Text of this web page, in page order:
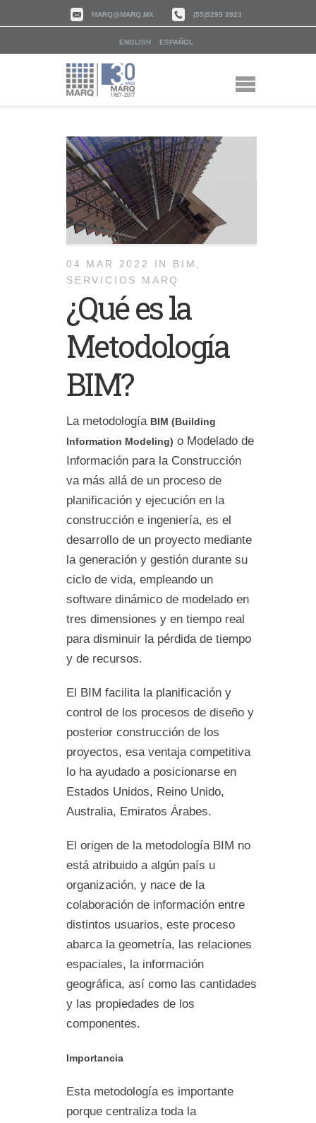
MARQ@MARQ.MX (55)5295 3923
ENGLISH ESPAÑOL
04 MAR 2022 IN BIM
SERVICIOS MARQ
¿Qué es la
Metodología
BIM?
La metodología BIM (Building
Information Modeling) o Modelado de
Información para la Construcción
va más allá de un proceso de
planificación y ejecución en la
construcción e ingeniería, es el
desarrollo de un proyecto mediante
la generación y gestión durante su
ciclo de vida, empleando un
software dinámico de modelado en
tres dimensiones y en tiempo real
para disminuir la pérdida de tiempo
y de recursos.
El BIM facilita la planificación y
control de los procesos de diseño y
posterior construcción de los
proyectos, esa ventaja competitiva
lo ha ayudado a posicionarse en
Estados Unidos, Reino Unido,
Australia, Emiratos Árabes.
El origen de la metodología BIM no
está atribuido a algún país u
organización, y nace de la
colaboración de información entre
distintos usuarios, este proceso
abarca la geometría, las relaciones
espaciales, la información
geográfica, así como las cantidades
y las propiedades de los
componentes.
Importancia
Esta metodología es importante
porque centraliza toda la